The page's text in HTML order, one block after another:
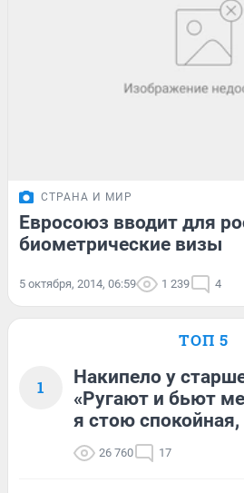
СТРАНА И МИР
Евросоюз вводит для
биометрические визы
5 октября, 2014, 06:59 1 239 4
ТОП 5
1
Накипело у
«Ругают и бьют
я стою спокойная,
26 760 17